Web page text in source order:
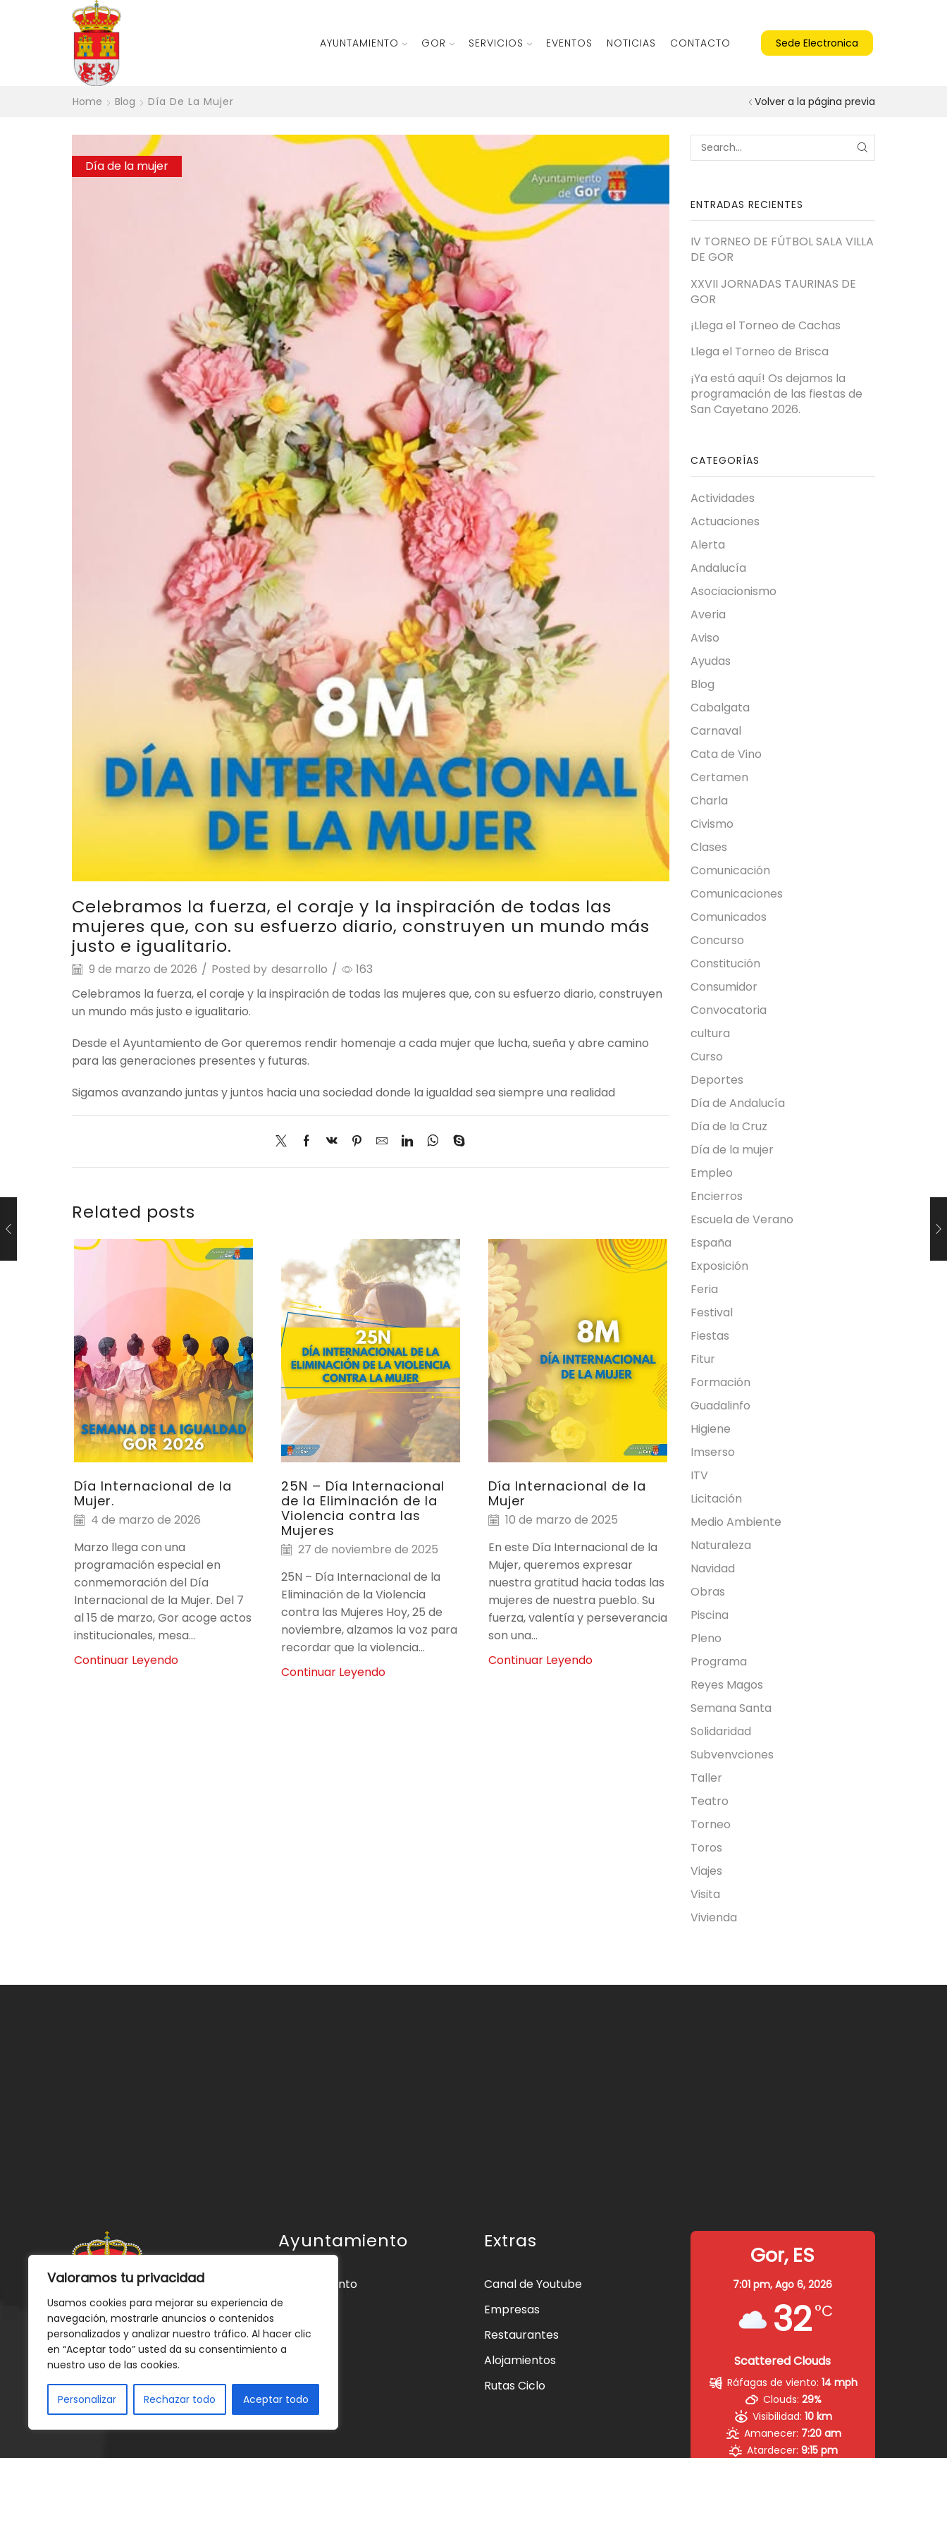
Valoramos tu privacidad
Usamos cookies para mejorar su experiencia de
navegación, mostrarle anuncios o contenidos
personalizados y analizar nuestro tráfico. Al hacer clic
en “Aceptar todo” usted da su consentimiento a
nuestro uso de las cookies.
Personalizar Rechazar todo Aceptar todo
AYUNTAMIENTO GOR SERVICIOS EVENTOS NOTICIAS CONTACTO Sede Electronica
Volver a la página previa
Home Blog Día De La Mujer
Día de la mujer
Celebramos la fuerza, el coraje y la inspiración de todas las
mujeres que, con su esfuerzo diario, construyen un mundo más
justo e igualitario.
9 de marzo de 2026 / Posted by desarrollo /
163
Celebramos la fuerza, el coraje y la inspiración de todas las mujeres que, con su esfuerzo diario, construyen
un mundo más justo e igualitario.
Desde el Ayuntamiento de Gor queremos rendir homenaje a cada mujer que lucha, sueña y abre camino
para las generaciones presentes y futuras.
Sigamos avanzando juntas y juntos hacia una sociedad donde la igualdad sea siempre una realidad
Related posts
Día Internacional de la
Mujer.
4 de marzo de 2026
Marzo llega con una
programación especial en
conmemoración del Día
Internacional de la Mujer. Del 7
al 15 de marzo, Gor acoge actos
institucionales, mesa...
Continuar Leyendo
25N – Día Internacional
de la Eliminación de la
Violencia contra las
Mujeres
27 de noviembre de 2025
25N – Día Internacional de la
Eliminación de la Violencia
contra las Mujeres Hoy, 25 de
noviembre, alzamos la voz para
recordar que la violencia...
Continuar Leyendo
Día Internacional de la
Mujer
10 de marzo de 2025
En este Día Internacional de la
Mujer, queremos expresar
nuestra gratitud hacia todas las
mujeres de nuestra pueblo. Su
fuerza, valentía y perseverancia
son una...
Continuar Leyendo
Internacional de la Mujer
17 de febrero de 2025
8 de marzo, Día Internacional
de la Mujer 22 de febrero, 5, 6 y
Continuar Leyendo
SEARCH
ENTRADAS RECIENTES
IV TORNEO DE FÚTBOL SALA VILLA
DE GOR
XXVII JORNADAS TAURINAS DE
GOR
¡Llega el Torneo de Cachas
Llega el Torneo de Brisca
¡Ya está aquí! Os dejamos la
programación de las fiestas de
San Cayetano 2026.
CATEGORÍAS
Actividades
Actuaciones
Alerta
Andalucía
Asociacionismo
Averia
Aviso
Ayudas
Blog
Cabalgata
Carnaval
Cata de Vino
Certamen
Charla
Civismo
Clases
Comunicación
Comunicaciones
Comunicados
Concurso
Constitución
Consumidor
Convocatoria
cultura
Curso
Deportes
Día de Andalucía
Día de la Cruz
Día de la mujer
Empleo
Encierros
Escuela de Verano
España
Exposición
Feria
Festival
Fiestas
Fitur
Formación
Guadalinfo
Higiene
Imserso
ITV
Licitación
Medio Ambiente
Naturaleza
Navidad
Obras
Piscina
Pleno
Programa
Reyes Magos
Semana Santa
Solidaridad
Subvenvciones
Taller
Teatro
Torneo
Toros
Viajes
Visita
Vivienda
Plaza Mayor, 1 Gor, Granada
Tlfno: 958 68 20 01
ayuntamientogor@hotmail.com
Ayuntamiento
Ayuntamiento
Gor
Servicios
Noticias
Contacto
Extras
Canal de Youtube
Empresas
Restaurantes
Alojamientos
Rutas Ciclo
Gor, ES
7:01 pm,Ago 6, 2026
32°C
Scattered Clouds
Ráfagas de viento: 14 mph
Clouds: 29%
Visibilidad: 10 km
Amanecer: 7:20 am
Atardecer: 9:15 pm